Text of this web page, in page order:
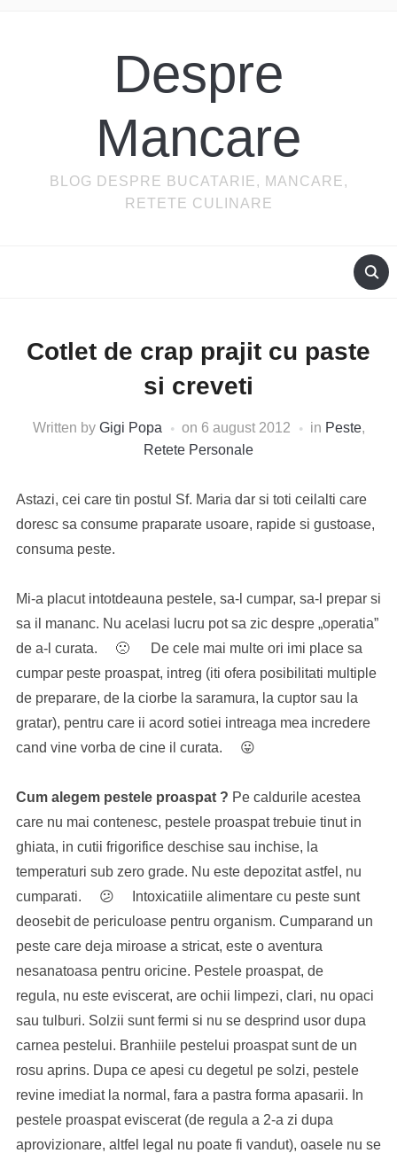
Despre
Mancare
BLOG DESPRE BUCATARIE, MANCARE,
RETETE CULINARE
Cotlet de crap prajit cu paste
si creveti
Written by Gigi Popa on 6 august 2012 in Peste,
Retete Personale
Astazi, cei care tin postul Sf. Maria dar si toti ceilalti care
doresc sa consume praparate usoare, rapide si gustoase,
consuma peste.
Mi-a placut intotdeauna pestele, sa-l cumpar, sa-l prepar si
sa il mananc. Nu acelasi lucru pot sa zic despre „operatia”
de a-l curata. 🙁 De cele mai multe ori imi place sa
cumpar peste proaspat, intreg (iti ofera posibilitati multiple
de preparare, de la ciorbe la saramura, la cuptor sau la
gratar), pentru care ii acord sotiei intreaga mea incredere
cand vine vorba de cine il curata. 😛
Cum alegem pestele proaspat ? Pe caldurile acestea
care nu mai contenesc, pestele proaspat trebuie tinut in
ghiata, in cutii frigorifice deschise sau inchise, la
temperaturi sub zero grade. Nu este depozitat astfel, nu
cumparati. 😕 Intoxicatiile alimentare cu peste sunt
deosebit de periculoase pentru organism. Cumparand un
peste care deja miroase a stricat, este o aventura
nesanatoasa pentru oricine. Pestele proaspat, de
regula, nu este eviscerat, are ochii limpezi, clari, nu opaci
sau tulburi. Solzii sunt fermi si nu se desprind usor dupa
carnea pestelui. Branhiile pestelui proaspat sunt de un
rosu aprins. Dupa ce apesi cu degetul pe solzi, pestele
revine imediat la normal, fara a pastra forma apasarii. In
pestele proaspat eviscerat (de regula a 2-a zi dupa
aprovizionare, altfel legal nu poate fi vandut), oasele nu se